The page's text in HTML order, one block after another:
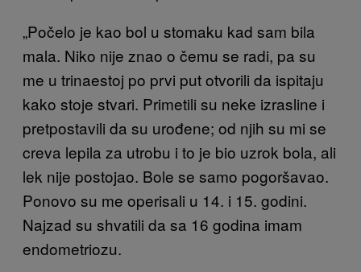
„Počelo je kao bol u stomaku kad sam bila
mala. Niko nije znao o čemu se radi, pa su
me u trinaestoj po prvi put otvorili da ispitaju
kako stoje stvari. Primetili su neke izrasline i
pretpostavili da su urođene; od njih su mi se
creva lepila za utrobu i to je bio uzrok bola, ali
lek nije postojao. Bole se samo pogoršavao.
Ponovo su me operisali u 14. i 15. godini.
Najzad su shvatili da sa 16 godina imam
endometriozu.